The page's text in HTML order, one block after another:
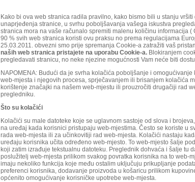
Kako bi ova web stranica radila pravilno, kako bismo bili u stanju
unaprjeđenja stranice, u svrhu poboljšavanja vašega iskustva
stranica mora na vaše računalo spremiti malenu količinu informacija (
90 % svih web stranica koristi ovu praksu no prema regulacijama
25.03.2011. obvezni smo prije spremanja Cookie-a zatražiti vaš
naših web stranica pristajete na uporabu Cookie-a. Blokiranjem
pregledavati stranicu, no neke njezine mogućnosti Vam neće biti
NAPOMENA: Budući da je svrha kolačića poboljšanje i omogućivanje
web-mjesta i njegovih procesa, sprječavanjem ili brisanjem kolačića
korištenje značajki na našem web-mjestu ili prouzročiti drugačiji rad
pregledniku.
Što su kolačići
Kolačići su male datoteke koje se uglavnom sastoje od slova i
na uređaj kada korisnici pristupaju web-mjestima. Često se koriste u
rada web-mjesta ili za učinkovitiji rad web-mjesta. Kolačići nastaju
uređaju korisnika učita određeno web-mjesto. To web-mjesto šalje
koji zatim izrađuje tekstualnu datoteku. Preglednik dohvaća i šalje tu
poslužitelj web-mjesta prilikom svakog povratka korisnika na to web-
imaju nekoliko funkcija koje među ostalim uključuju prikupljanje
preferenci korisnika, dodavanje proizvoda u košaricu prilikom
općenito omogućivanje korisničke upotrebe web-mjesta.